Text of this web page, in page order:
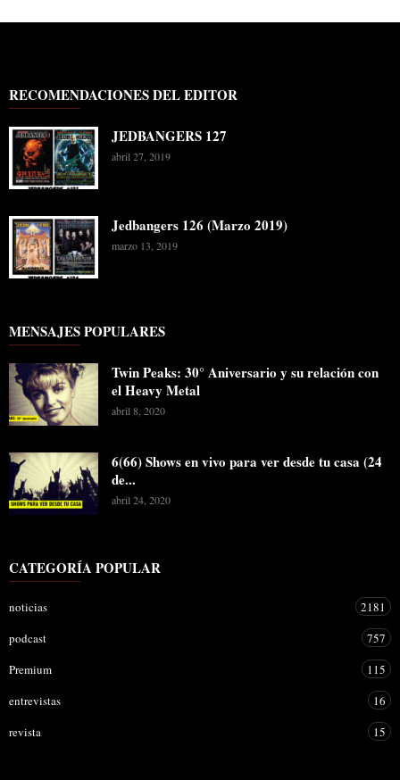
RECOMENDACIONES DEL EDITOR
JEDBANGERS 127
abril 27, 2019
Jedbangers 126 (Marzo 2019)
marzo 13, 2019
MENSAJES POPULARES
Twin Peaks: 30° Aniversario y su relación con
el Heavy Metal
abril 8, 2020
6(66) Shows en vivo para ver desde tu casa (24
de...
abril 24, 2020
CATEGORÍA POPULAR
noticias
2181
podcast
757
Premium
115
entrevistas
16
revista
15